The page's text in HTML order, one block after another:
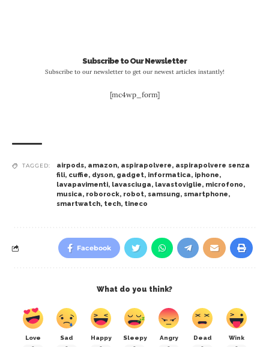
Subscribe to Our Newsletter
Subscribe to our newsletter to get our newest articles instantly!
[mc4wp_form]
TAGGED: airpods, amazon, aspirapolvere, aspirapolvere senza
fili, cuffie, dyson, gadget, informatica, iphone,
lavapavimenti, lavasciuga, lavastoviglie, microfono,
musica, roborock, robot, samsung, smartphone,
smartwatch, tech, tineco
Facebook
What do you think?
Love Sad Happy Sleepy Angry Dead Wink